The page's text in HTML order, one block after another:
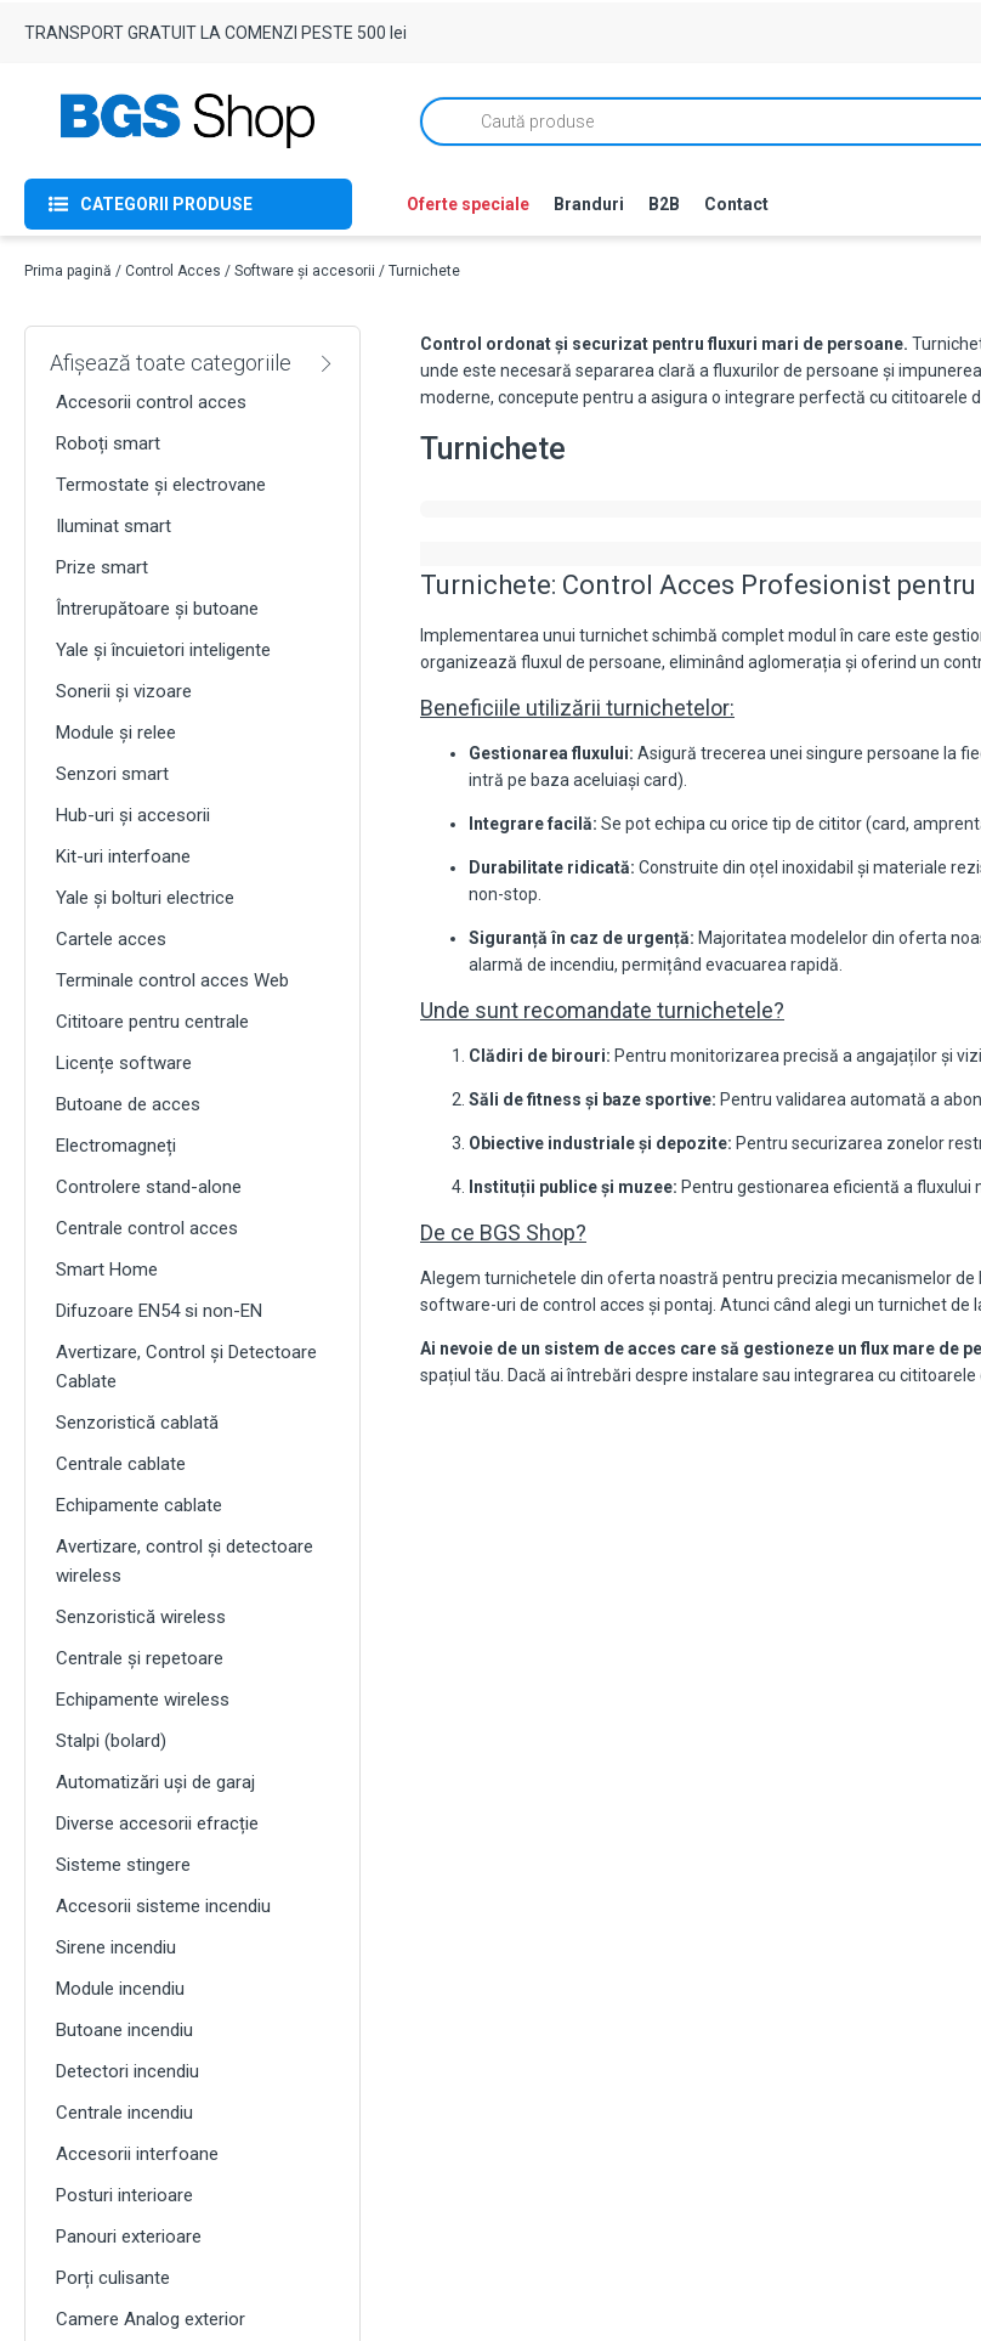
TRANSPORT GRATUIT LA COMENZI PESTE 500 lei
Products
search
CATEGORII PRODUSE Oferte speciale Branduri B2B Contact
Prima pagină / Control Acces / Software și accesorii / Turnichete
Afișează toate categoriile
Accesorii control acces
Roboți smart
Termostate și electrovane
Iluminat smart
Prize smart
Întrerupătoare și butoane
Yale și încuietori inteligente
Sonerii și vizoare
Module și relee
Senzori smart
Hub-uri și accesorii
Kit-uri interfoane
Yale și bolturi electrice
Cartele acces
Terminale control acces Web
Cititoare pentru centrale
Licențe software
Butoane de acces
Electromagneți
Controlere stand-alone
Centrale control acces
Smart Home
Difuzoare EN54 si non-EN
Avertizare, Control și Detectoare
Cablate
Senzoristică cablată
Centrale cablate
Echipamente cablate
Avertizare, control și detectoare
wireless
Senzoristică wireless
Centrale și repetoare
Echipamente wireless
Stalpi (bolard)
Automatizări uși de garaj
Diverse accesorii efracție
Sisteme stingere
Accesorii sisteme incendiu
Sirene incendiu
Module incendiu
Butoane incendiu
Detectori incendiu
Centrale incendiu
Accesorii interfoane
Posturi interioare
Panouri exterioare
Porți culisante
Camere Analog exterior
Control ordonat și securizat pentru fluxuri mari de persoane.
unde este necesară separarea clară a fluxurilor de persoane și
moderne, concepute pentru a asigura o integrare perfectă cu cititoarele
Turnichete
Turnichete: Control Acces Profesionist
Implementarea unui turnichet schimbă complet modul în care este
organizează fluxul de persoane, eliminând aglomerația și oferind un
Beneficiile utilizării turnichetelor:
Gestionarea fluxului: Asigură trecerea unei singure persoane la
intră pe baza aceluiași card).
Integrare facilă: Se pot echipa cu orice tip de cititor (card,
Durabilitate ridicată: Construite din oțel inoxidabil și materiale
non-stop.
Siguranță în caz de urgență: Majoritatea modelelor din oferta
alarmă de incendiu, permițând evacuarea rapidă.
Unde sunt recomandate turnichetele?
Clădiri de birouri: Pentru monitorizarea precisă a angajaților și
Săli de fitness și baze sportive: Pentru validarea automată a
Obiective industriale și depozite: Pentru securizarea zonelor
Instituții publice și muzee: Pentru gestionarea eficientă a fluxului
De ce BGS Shop?
Alegem turnichetele din oferta noastră pentru precizia mecanismelor
software-uri de control acces și pontaj. Atunci când alegi un turnichet de
Ai nevoie de un sistem de acces care să gestioneze un flux mare de
spațiul tău. Dacă ai întrebări despre instalare sau integrarea cu